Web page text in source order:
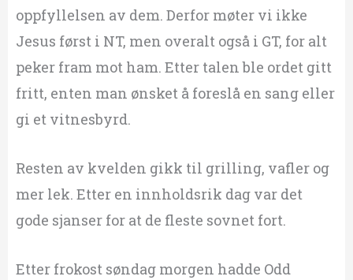
oppfyllelsen av dem. Derfor møter vi ikke
Jesus først i NT, men overalt også i GT, for alt
peker fram mot ham. Etter talen ble ordet gitt
fritt, enten man ønsket å foreslå en sang eller
gi et vitnesbyrd.
Resten av kvelden gikk til grilling, vafler og
mer lek. Etter en innholdsrik dag var det
gode sjanser for at de fleste sovnet fort.
Etter frokost søndag morgen hadde Odd